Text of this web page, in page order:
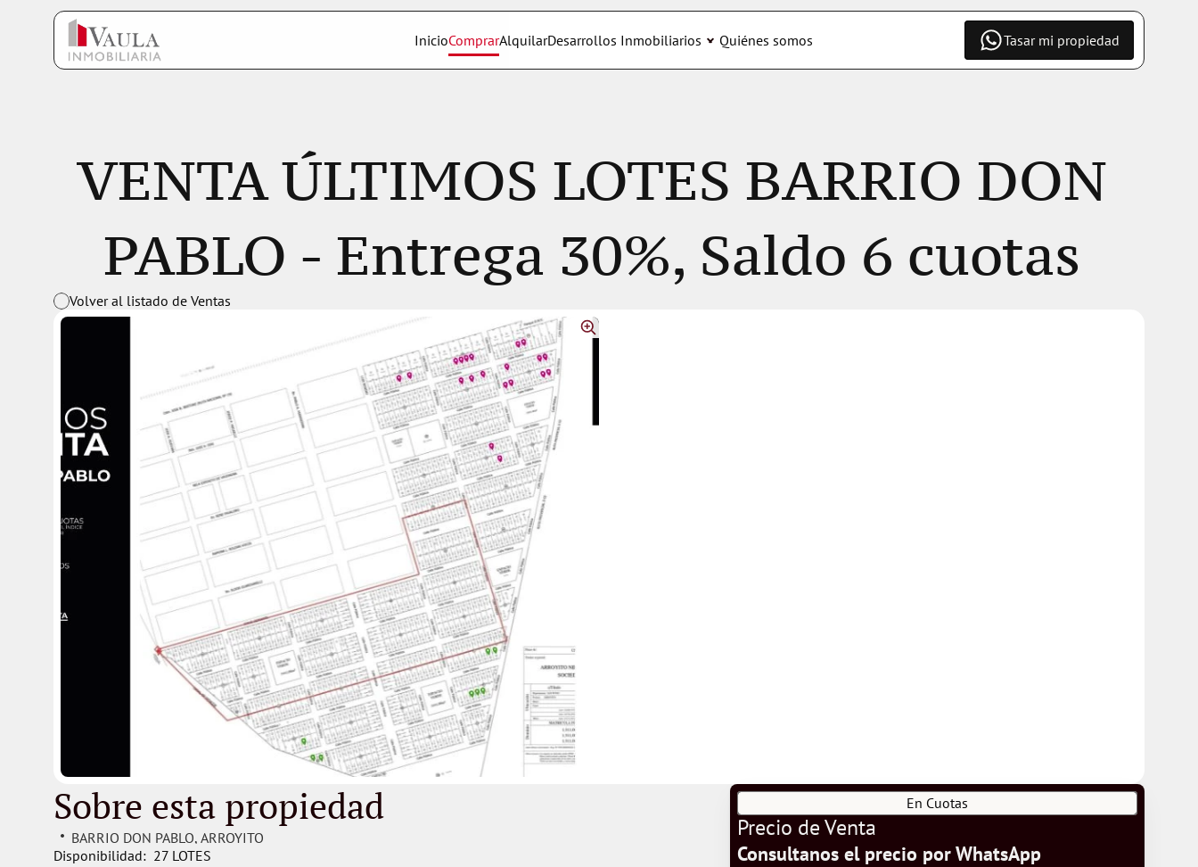
InicioComprarAlquilarDesarrollos Inmobiliarios Quiénes somos Tasar mi propiedad
VENTA ÚLTIMOS LOTES BARRIO DON
PABLO - Entrega 30%, Saldo 6 cuotas
Volver al listado de Ventas
Sobre esta propiedad
BARRIO DON PABLO, ARROYITO
Disponibilidad:  27 LOTES
En Cuotas
Precio de Venta
Consultanos el precio por WhatsApp